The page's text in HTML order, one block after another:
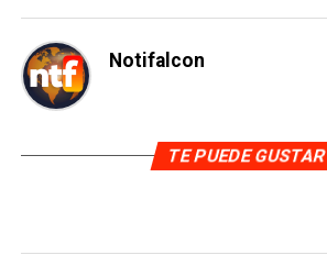
Notifalcon
TE PUEDE GUSTAR